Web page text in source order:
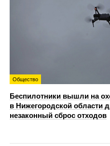
Общество
Беспилотники вышли на
в Нижегородской области
незаконный сброс отходов